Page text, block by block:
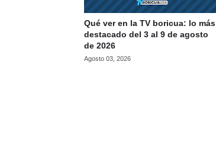
Qué ver en la TV boricua: lo más
destacado del 3 al 9 de agosto
de 2026
Agosto 03, 2026